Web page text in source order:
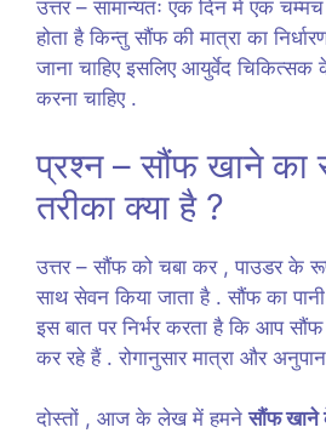
उत्तर – सामान्यतः एक दिन में एक
होता है किन्तु सौंफ की मात्रा का
जाना चाहिए इसलिए आयुर्वेद चिकित्सक
करना चाहिए .
प्रश्न – सौंफ खाने का
तरीका क्या है ?
उत्तर – सौंफ को चबा कर , पाउडर के
साथ सेवन किया जाता है . सौंफ का पानी
इस बात पर निर्भर करता है कि आप
कर रहे हैं . रोगानुसार मात्रा और अनुपान
दोस्तों , आज के लेख में हमनेसौंफ